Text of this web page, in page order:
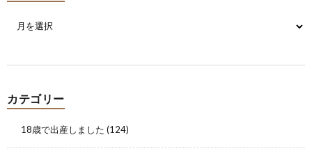
カテゴリー
18歳で出産しました (124)